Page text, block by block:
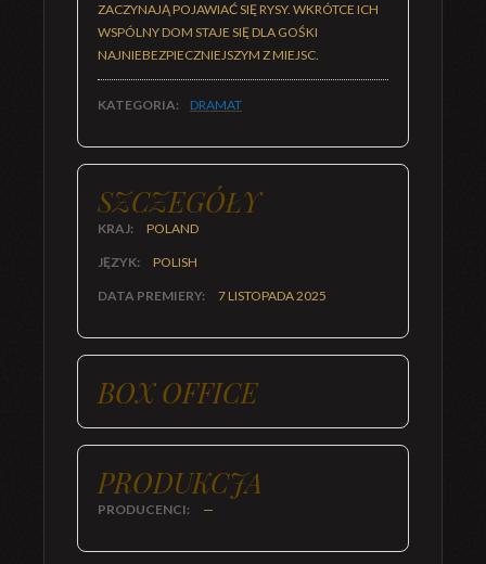
ZACZYNAJĄ POJAWIAĆ SIĘ RYSY. WKRÓTCE ICH
WSPÓLNY DOM STAJE SIĘ DLA GOŚKI
NAJNIEBEZPIECZNIEJSZYM Z MIEJSC.
KATEGORIA: DRAMAT
SZCZEGÓŁY
KRAJ: POLAND
JĘZYK: POLISH
DATA PREMIERY: 7 LISTOPADA 2025
BOX OFFICE
PRODUKCJA
PRODUCENCI: —